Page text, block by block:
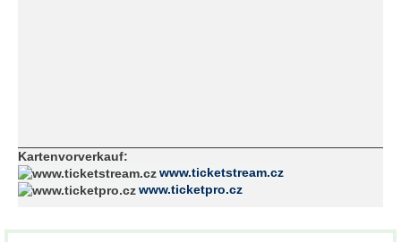
Kartenvorverkauf:
www.ticketstream.cz
www.ticketpro.cz